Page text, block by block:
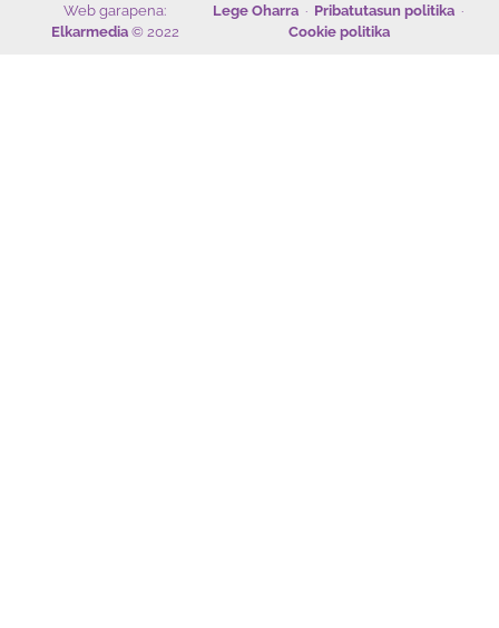
Web garapena:
Elkarmedia© 2022
Lege Oharra· Pribatutasun politika·
Cookie politika